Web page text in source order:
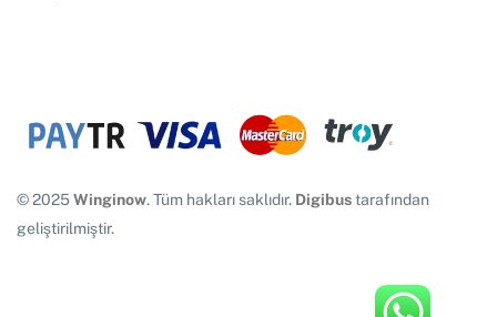
© 2025Winginow. Tüm hakları saklıdır. Digibustarafından
geliştirilmiştir.